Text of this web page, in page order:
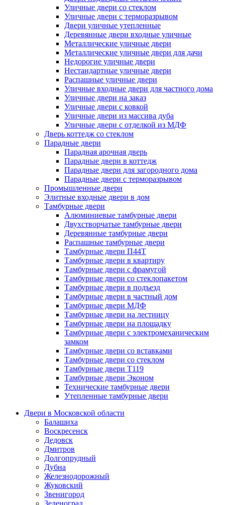
Уличные двери со стеклом
Уличные двери с терморазрывом
Двери уличные утепленные
Деревянные двери входные уличные
Металлические уличные двери
Металлические уличные двери для дачи
Недорогие уличные двери
Нестандартные уличные двери
Распашные уличные двери
Уличные входные двери для частного дома
Уличные двери на заказ
Уличные двери с ковкой
Уличные двери из массива дуба
Уличные двери с отделкой из МДФ
Дверь коттедж со стеклом
Парадные двери
Парадная арочная дверь
Парадные двери в коттедж
Парадные двери для загородного дома
Парадные двери с терморазрывом
Промышленные двери
Элитные входные двери в дом
Тамбурные двери
Алюминиевые тамбурные двери
Двухстворчатые тамбурные двери
Деревянные тамбурные двери
Распашные тамбурные двери
Тамбурные двери П44Т
Тамбурные двери в квартиру
Тамбурные двери с фрамугой
Тамбурные двери со стеклопакетом
Тамбурные двери в подъезд
Тамбурные двери в частный дом
Тамбурные двери МДФ
Тамбурные двери на лестницу
Тамбурные двери на площадку
Тамбурные двери с электромеханическим
замком
Тамбурные двери со вставками
Тамбурные двери со стеклом
Тамбурные двери Т119
Тамбурные двери Эконом
Технические тамбурные двери
Утепленные тамбурные двери
Двери в Московской области
Балашиха
Воскресенск
Дедовск
Дмитров
Долгопрудный
Дубна
Железнодорожный
Жуковский
Звенигород
Зеленоград